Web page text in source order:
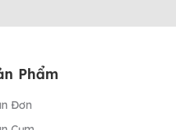
Phẩm
Đơn